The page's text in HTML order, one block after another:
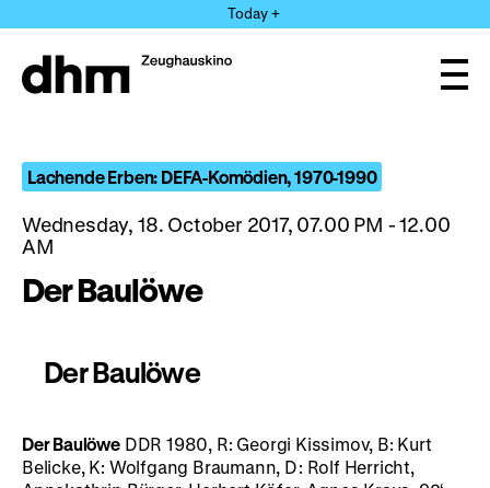
directly
the
Today +
Lachende Erben: DEFA-Komödien, 1970-1990
Wednesday, 18. October 2017, 07.00 PM - 12.00
AM
Der Baulöwe
Der Baulöwe
Der BaulöweDDR 1980, R: Georgi Kissimov, B: Kurt
Belicke, K: Wolfgang Braumann, D: Rolf Herricht,